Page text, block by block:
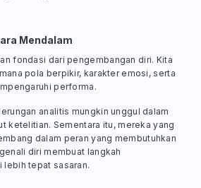
Mendalam
fondasi dari pengembangan diri. Kita
pola berpikir, karakter emosi, serta
performa.
analitis mungkin unggul dalam
ketelitian. Sementara itu, mereka yang
dalam peran yang membutuhkan
diri membuat langkah
lebih tepat sasaran.